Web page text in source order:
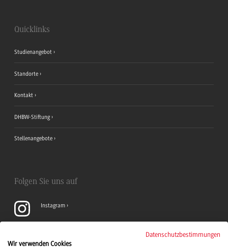
Quicklinks
Studienangebot
Standorte
Kontakt
DHBW-Stiftung
Stellenangebote
Folgen Sie uns auf
Instagram
Datenschutzbestimmungen
Wir verwenden Cookies